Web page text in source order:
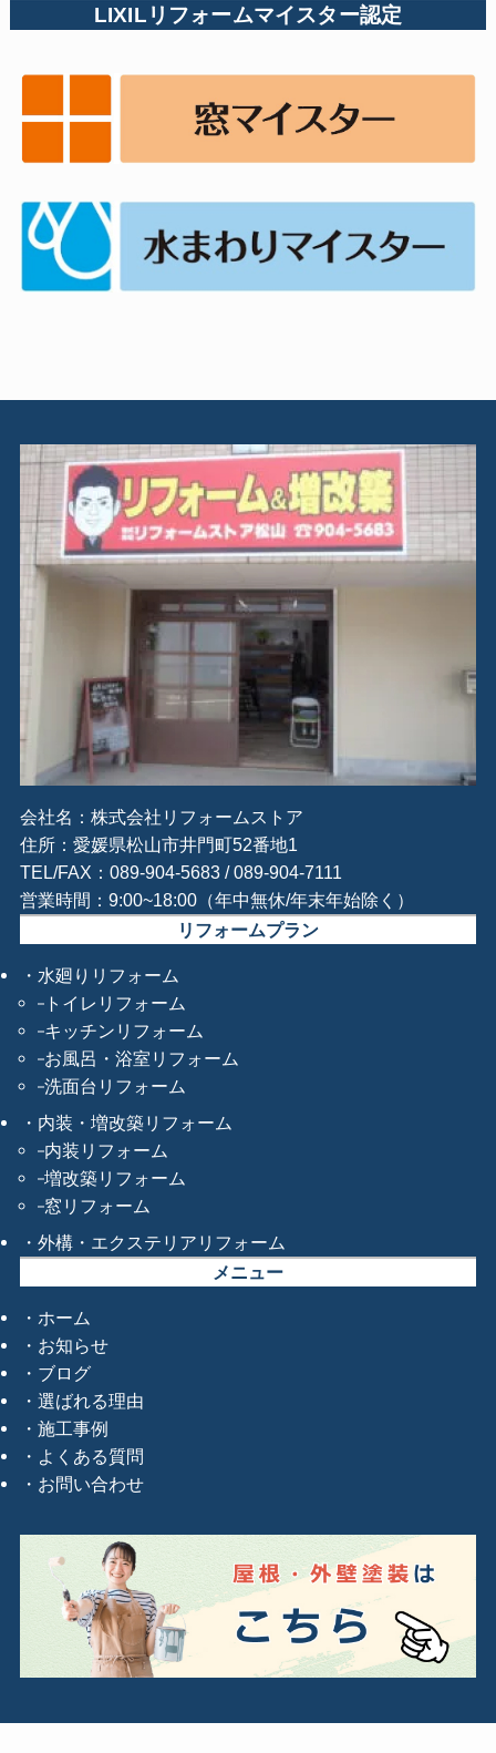
LIXILリフォームマイスター認定
会社名：株式会社リフォームストア
住所：愛媛県松山市井門町52番地1
TEL/FAX：089-904-5683 / 089-904-7111
営業時間：9:00~18:00（年中無休/年末年始除く）
リフォームプラン
水廻りリフォーム
トイレリフォーム
キッチンリフォーム
お風呂・浴室リフォーム
洗面台リフォーム
内装・増改築リフォーム
内装リフォーム
増改築リフォーム
窓リフォーム
外構・エクステリアリフォーム
メニュー
ホーム
お知らせ
ブログ
選ばれる理由
施工事例
よくある質問
お問い合わせ